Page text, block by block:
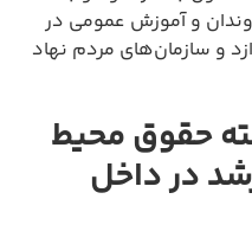
و آموزش عمومی در
و سازمان‌های مردم نهاد
حقوق محیط
در داخل